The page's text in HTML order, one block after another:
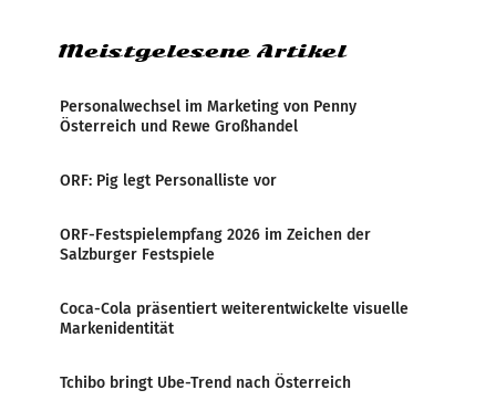
Meistgelesene Artikel
Personalwechsel im Marketing von Penny
Österreich und Rewe Großhandel
ORF: Pig legt Personalliste vor
ORF-Festspielempfang 2026 im Zeichen der
Salzburger Festspiele
Coca-Cola präsentiert weiterentwickelte visuelle
Markenidentität
Tchibo bringt Ube-Trend nach Österreich